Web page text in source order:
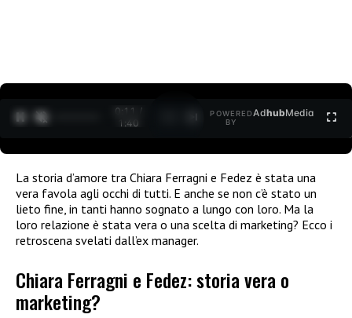
0:12 /
1:40
POWERED
BY
AdhubMedia
La storia d’amore tra Chiara Ferragni e Fedez è stata una
vera favola agli occhi di tutti. E anche se non c’è stato un
lieto fine, in tanti hanno sognato a lungo con loro. Ma la
loro relazione è stata vera o una scelta di marketing? Ecco i
retroscena svelati dall’ex manager.
Chiara Ferragni e Fedez: storia vera o
marketing?